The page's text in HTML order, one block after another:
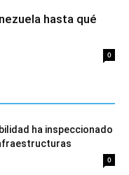
hasta qué
0
ha inspeccionado
0